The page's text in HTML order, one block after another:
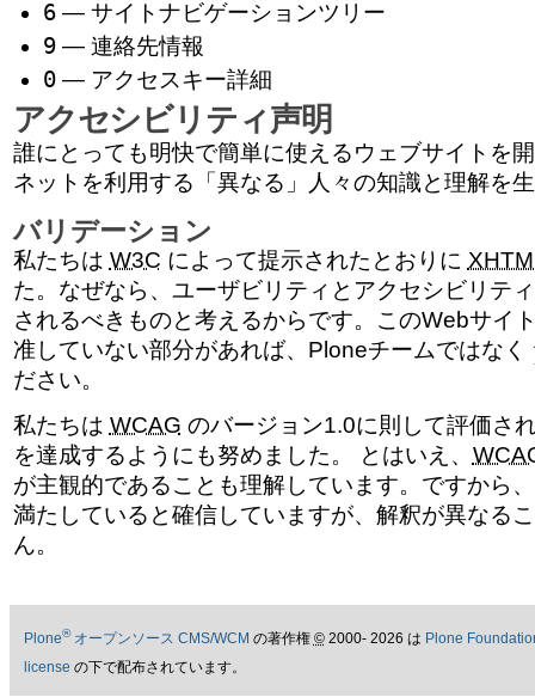
6 — サイトナビゲーションツリー
9 — 連絡先情報
0 — アクセスキー詳細
アクセシビリティ声明
誰にとっても明快で簡単に使えるウェブサイトを
ネットを利用する「異なる」人々の知識と理解を
バリデーション
私たちは W3C によって提示されたとおりに
た。なぜなら、ユーザビリティとアクセシビリテ
されるべきものと考えるからです。このWebサイ
准していない部分があれば、Ploneチームではなく
ださい。
私たちは WCAG のバージョン1.0に則して評価さ
を達成するようにも努めました。 とはいえ、
が主観的であることも理解しています。ですから
満たしていると確信していますが、解釈が異なる
ん。
Plone®オープンソース CMS/WCM の著作権 ©2000- 2026 は Plone
license の下で配布されています。